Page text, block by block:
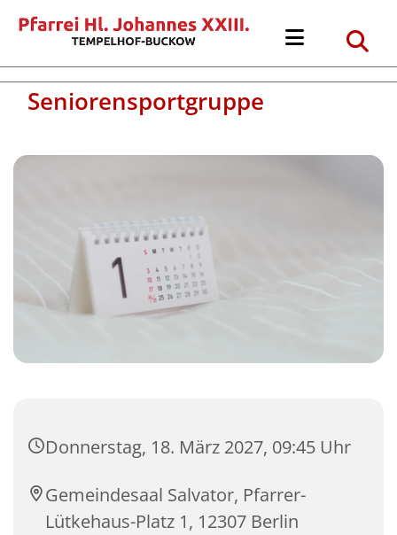
Seniorensportgruppe
Donnerstag, 18. März 2027, 09:45 Uhr
Gemeindesaal Salvator, Pfarrer-
Lütkehaus-Platz 1, 12307 Berlin